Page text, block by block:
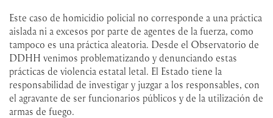
Este caso de homicidio policial no corresponde a una práctica
aislada ni a excesos por parte de agentes de la fuerza, como
tampoco es una práctica aleatoria. Desde el Observatorio de
DDHH venimos problematizando y denunciando estas
prácticas de violencia estatal letal. El Estado tiene la
responsabilidad de investigar y juzgar a los responsables, con
el agravante de ser funcionarios públicos y de la utilización de
armas de fuego.